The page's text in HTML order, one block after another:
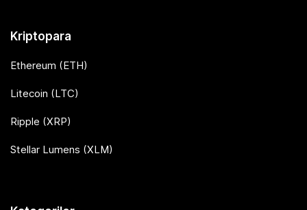
Kriptopara
Ethereum (ETH)
Litecoin (LTC)
Ripple (XRP)
Stellar Lumens (XLM)